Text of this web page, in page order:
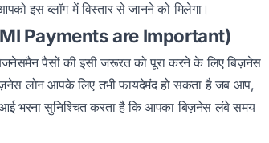
इस ब्लॉग में विस्तार से जानने को मिलेगा।
Payments are Important)
पैसों की इसी जरूरत को पूरा करने के लिए बिज़नेस
लोन आपके लिए तभी फायदेमंद हो सकता है जब आप,
भरना सुनिश्चित करता है कि आपका बिज़नेस लंबे समय